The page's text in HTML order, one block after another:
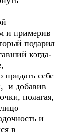
и примерив
подарил
когда-
придать себе
и добавив
полагая,
и
в